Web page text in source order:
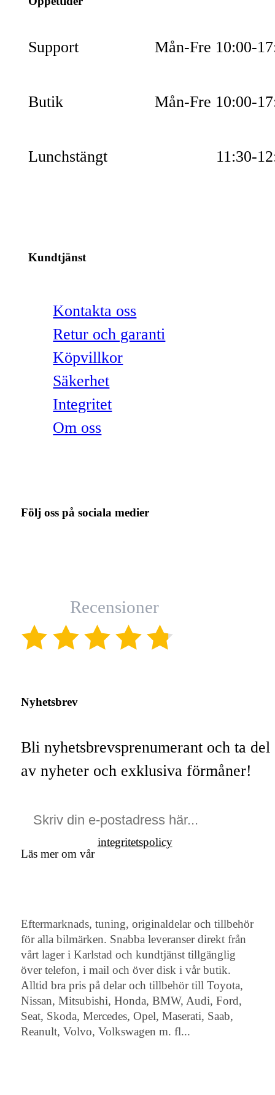
Support Mån-Fre 10:00-
Butik Mån-Fre 10:00-
Lunchstängt 11:30-
Kundtjänst
Kontakta oss
Retur och garanti
Köpvillkor
Säkerhet
Integritet
Om oss
Följ oss på sociala medier
Recensioner
Nyhetsbrev
Bli nyhetsbrevsprenumerant och ta del
av nyheter och exklusiva förmåner!
Läs mer om vår
integritetspolicy
Eftermarknads, tuning, originaldelar och tillbehör
för alla bilmärken. Snabba leveranser direkt från
vårt lager i Karlstad och kundtjänst tillgänglig
över telefon, i mail och över disk i vår butik.
Alltid bra pris på delar och tillbehör till Toyota,
Nissan, Mitsubishi, Honda, BMW, Audi, Ford,
Seat, Skoda, Mercedes, Opel, Maserati, Saab,
Reanult, Volvo, Volkswagen m. fl...